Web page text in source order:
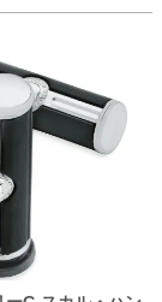
（パフォーマン